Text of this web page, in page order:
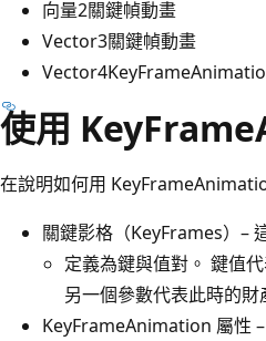
向量2關鍵幀動畫
Vector3關鍵幀動畫
使用
在說明如何用
關鍵影格（KeyFrames）–
定義為鍵與值對。 鍵值
另一個參數代表此時的財
KeyFrameAnimation 屬性